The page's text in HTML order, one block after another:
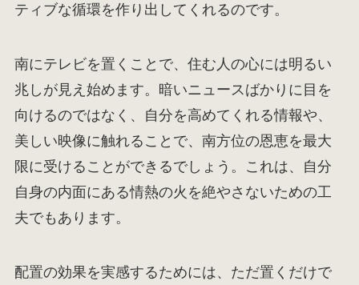
ティブな循環を作り出してくれるのです。
南にテレビを置くことで、住む人の心には明るい
兆しが見え始めます。暗いニュースばかりに目を
向けるのではなく、自分を高めてくれる情報や、
美しい映像に触れることで、南方位の恩恵を最大
限に受けることができるでしょう。これは、自分
自身の内面にある情熱の火を絶やさないための工
夫でもあります。
配置の効果を実感するためには、ただ置くだけで